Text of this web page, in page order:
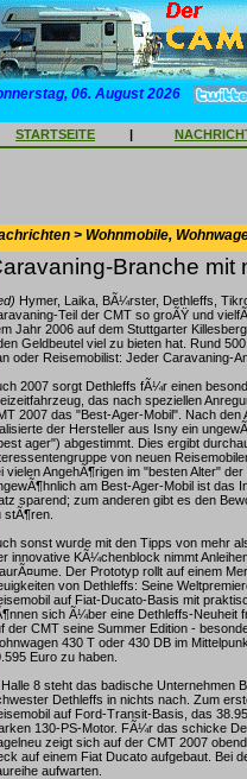
06. August 2026
STARTSEITE |
> Wohnmobile,
Branche mit
Hymer, Laika, BÃ¼rster, Dethleffs,
Teil der CMT so groÃŸ und
Jahr 2006 auf dem Stuttgarter
Geldbeutel viel zu bieten hat. Rund
oder Reisemobilist: Jeder Caravaning-
2007 sorgt Dethleffs fÃ¼r einen
das nach speziellen
2007 das "Best-Ager-Mobil". Nach den
der Hersteller aus Isny ein
ager") abgestimmt. Dies ergibt
von neuen
vielen AngehÃ¶rigen im "besten Alter"
am Best-Ager-Mobil ist das
sparend; zum anderen gibt es den
stÃ¶ren.
sonst wurde mit den Tipps von mehr
innovative KÃ¼chenblock nimmt
Der Prototyp rollt auf einem
von Dethleffs: Seine
auf Fiat-Ducato-Basis mit
sich Ã¼ber eine Dethleffs-Neuheit
der CMT seine Summer Edition -
430 T oder 430 DB im
Euro zu haben.
Halle 8 steht das badische Unternehmen
Dethleffs in nichts nach. Zum
auf Ford-Transit-Basis, das
130-PS-Motor. FÃ¼r das schicke
zeigt sich auf der CMT 2007
auf einem Fiat Ducato aufgebaut. Bei
aufwarten.